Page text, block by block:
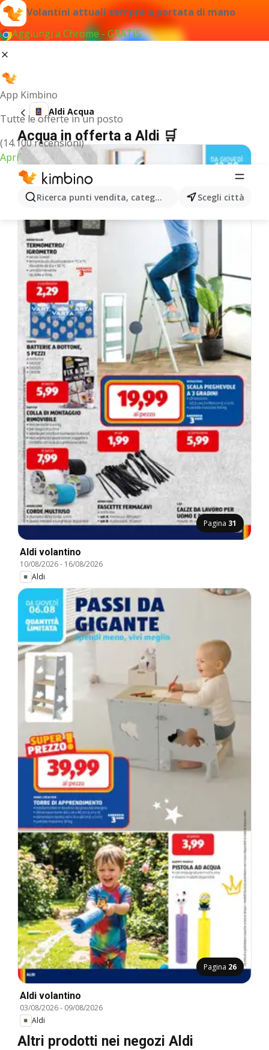
Volantini attuali sempre a portata di mano
Aggiungi a Chrome - GRATIS
App Kimbino
Tutte le offerte in un posto
(14.100 recensioni)
Apri
Ricerca punti vendita, categorie, prodotti...Scegli città
Aldi Acqua
Acqua in offerta a Aldi 🛒
Pagina 31
Aldi volantino
10/08/2026- 16/08/2026
Aldi
Pagina 26
Aldi volantino
03/08/2026- 09/08/2026
Aldi
Altri prodotti nei negozi Aldi